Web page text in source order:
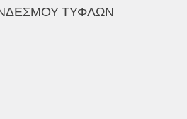
ΤΥΦΛΩΝ